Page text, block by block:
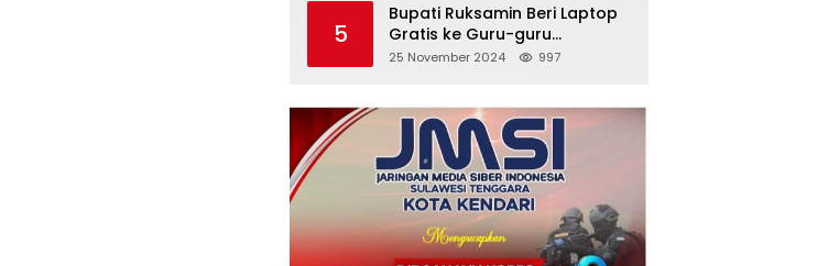
5
Bupati Ruksamin Beri Laptop
Gratis ke Guru-guru
Penggerak di Konut
25 November 2024 997